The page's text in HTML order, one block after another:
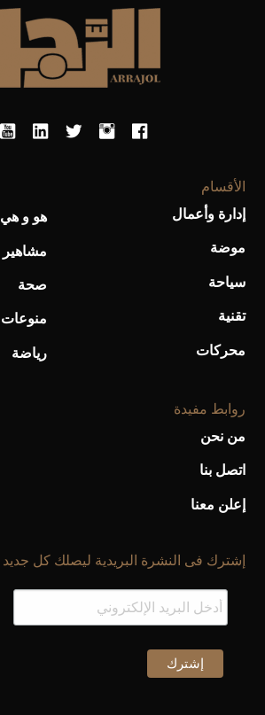
الأقسام
إدارة وأعمال
موضة
سياحة
تقنية
محركات
هو و هي
مشاهير
صحة
منوعات
رياضة
روابط مفيدة
من نحن
اتصل بنا
إعلن معنا
إشترك فى النشرة البريدية ليصلك كل جديد